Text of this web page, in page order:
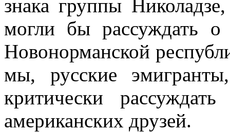
знака группы
могли бы рассуждать о
Новонорманской
мы, русские
критически
американских друзей.